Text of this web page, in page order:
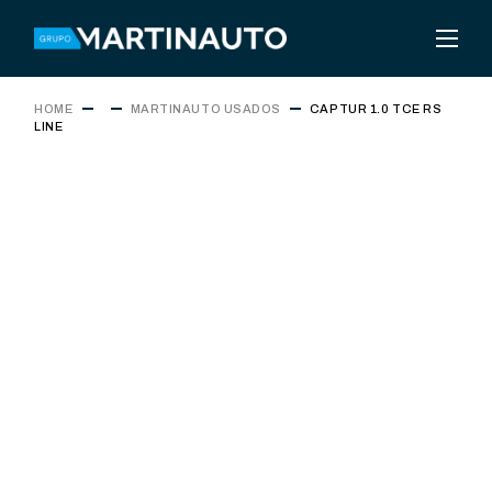
HOME MARTINAUTO USADOS
CAPTUR 1.0 TCE RS
LINE